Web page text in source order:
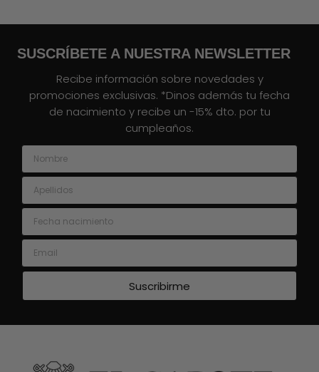
SUSCRÍBETE A NUESTRA NEWSLETTER
Recibe información sobre novedades y
promociones exclusivas. *Dinos además tu fecha
de nacimiento y recibe un -15% dto. por tu
cumpleaños.
Nombre
Apellidos
Fecha nacimiento
Email
Suscribirme